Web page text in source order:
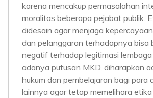
karena mencakup permasalahan
moralitas beberapa pejabat publik.
didesain agar menjaga
dan pelanggaran terhadapnya bisa
negatif terhadap legitimasi lembaga
adanya putusan MKD, diharapkan
hukum dan pembelajaran bagi para
lainnya agar tetap memelihara